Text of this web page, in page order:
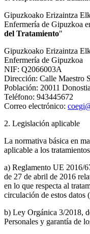
Gipuzkoako Erizaintza
Enfermería de Gipuzkoa
del Tratamiento"
Gipuzkoako Erizaintza
Enfermería de Gipuzkoa
NIF: Q2066003A
Dirección: Calle Maestro
Población: 20011
Teléfono: 943445672
Correo electrónico:
2. Legislación aplicable
La normativa básica en
aplicable a los
a) Reglamento UE 2016/
de 27 de abril de 2016
en lo que respecta al
circulación de estos
b) Ley Orgánica 3/2018,
Personales y garantía de